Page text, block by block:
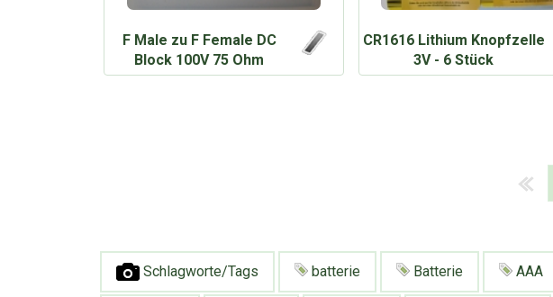
F Male zu F Female DC
Block 100V 75 Ohm
CR1616 Lithium Knopfzelle
3V - 6 Stück
Schlagworte/Tags batterie Batterie AAA